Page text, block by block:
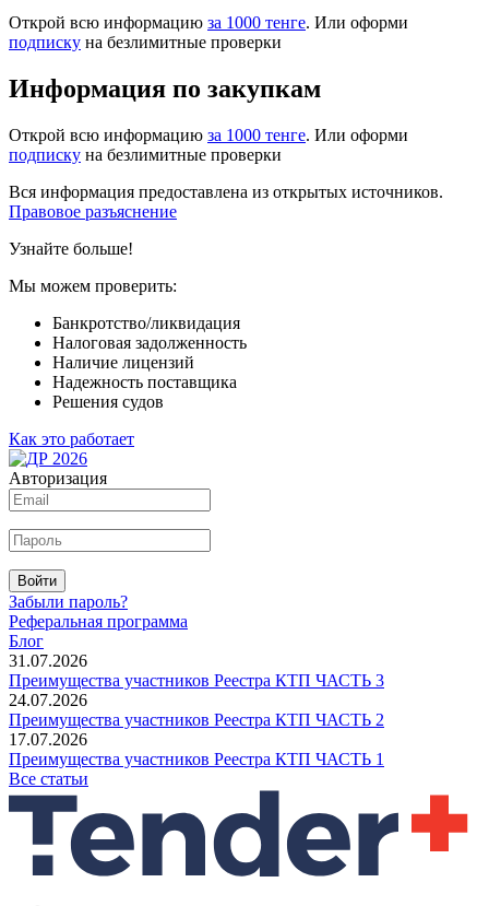
Открой всю информацию за 1000 тенге. Или оформи
подписку на безлимитные проверки
Информация по закупкам
Открой всю информацию за 1000 тенге. Или оформи
подписку на безлимитные проверки
Вся информация предоставлена из открытых источников.
Правовое разъяснение
Узнайте больше!
Мы можем проверить:
Банкротство/ликвидация
Налоговая задолженность
Наличие лицензий
Надежность поставщика
Решения судов
Как это работает
Авторизация
Войти
Забыли пароль?
Реферальная программа
Блог
31.07.2026
Преимущества участников Реестра КТП ЧАСТЬ 3
24.07.2026
Преимущества участников Реестра КТП ЧАСТЬ 2
17.07.2026
Преимущества участников Реестра КТП ЧАСТЬ 1
Все статьи